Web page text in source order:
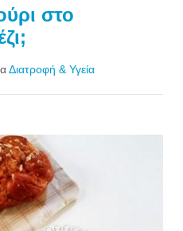
στο
Διατροφή & Υγεία